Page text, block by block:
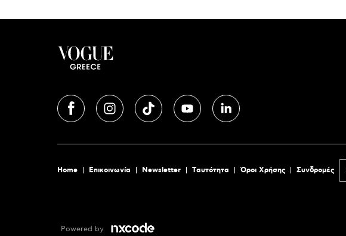
Home Επικοινωνία Newsletter Tαυτότητα Όροι Χρήσης Συνδρομές
Powered by